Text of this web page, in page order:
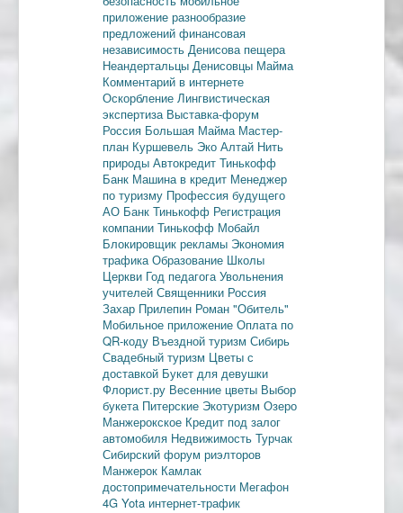
приложение разнообразие
предложений финансовая
независимость Денисова пещера
Неандертальцы Денисовцы Майма
Комментарий в интернете
Оскорбление Лингвистическая
экспертиза Выставка-форум
Россия Большая Майма Мастер-
план Куршевель Эко Алтай Нить
природы Автокредит Тинькофф
Банк Машина в кредит Менеджер
по туризму Профессия будущего
АО Банк Тинькофф Регистрация
компании Тинькофф Мобайл
Блокировщик рекламы Экономия
трафикаОбразование Школы
Церкви Год педагогаУвольнения
учителей Священники Россия
Захар Прилепин Роман "Обитель"
Мобильное приложение Оплата по
QR-коду Въездной туризм Сибирь
Свадебный туризм Цветы с
доставкой Букет для девушки
Флорист.ру Весенние цветы Выбор
букета Питерские Экотуризм Озеро
Манжерокское Кредит под залог
автомобиля Недвижимость Турчак
Сибирский форум риэлторов
Манжерок Камлак
достопримечательности Мегафон
4G Yota интернет-трафик